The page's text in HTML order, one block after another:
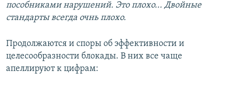
пособниками нарушений. Это плохо... Двойные
стандарты всегда очнь плохо.
Продолжаются и споры об эффективности и
целесообразности блокады. В них все чаще
апеллируют к цифрам: